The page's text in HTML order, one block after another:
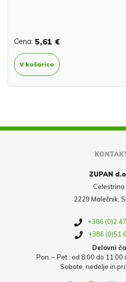
Cena: 5,61 €
V košarico
ZUPAN
Celestrina
2229 Malečnik,
+386 (0)2
+386 (0)51
Delovni
Pon. – Pet : od 8:00 do
Sobote, nedelje in